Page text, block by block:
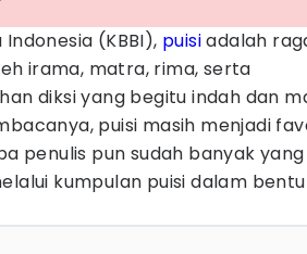
(KBBI), puisiadalah
irama, matra, rima, serta
diksi yang begitu indah dan
puisi masih menjadi
penulis pun sudah banyak yang
kumpulan puisi dalam